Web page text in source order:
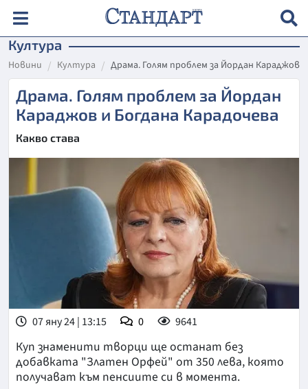
Култура
Новини Култура Драма. Голям проблем за Йордан Караджов
Драма. Голям проблем за Йордан
Караджов и Богдана Карадочева
Какво става
07 яну 24 | 13:15 0 9641
Куп знаменити творци ще останат без
добавката "Златен Орфей" от 350 лева, която
получават към пенсиите си в момента.